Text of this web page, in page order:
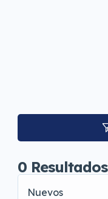
0 Resultados
Nuevos